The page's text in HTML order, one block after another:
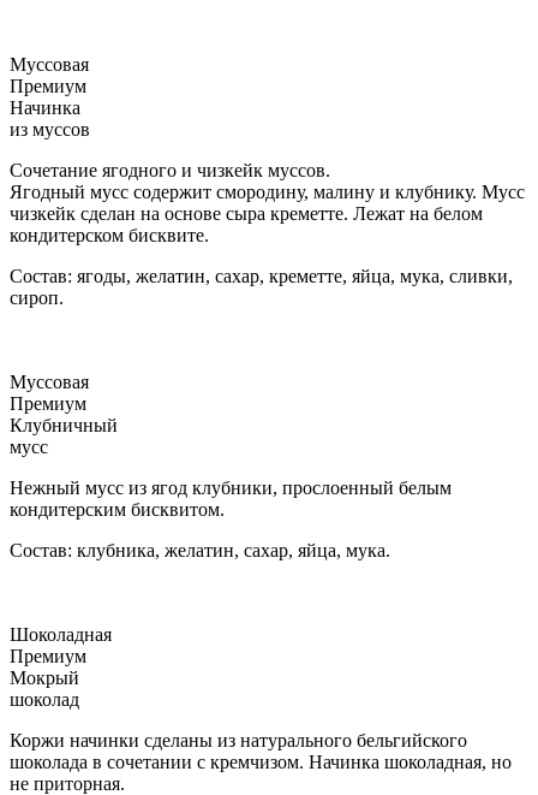
Муссовая
Премиум
Начинка
из муссов
Сочетание ягодного и чизкейк муссов.
Ягодный мусс содержит смородину, малину и клубнику. Мусс
чизкейк сделан на основе сыра креметте. Лежат на белом
кондитерском бисквите.
Состав: ягоды, желатин, сахар, креметте, яйца, мука, сливки,
сироп.
Муссовая
Премиум
Клубничный
мусс
Нежный мусс из ягод клубники, прослоенный белым
кондитерским бисквитом.
Состав: клубника, желатин, сахар, яйца, мука.
Шоколадная
Премиум
Мокрый
шоколад
Коржи начинки сделаны из натурального бельгийского
шоколада в сочетании с кремчизом. Начинка шоколадная, но
не приторная.